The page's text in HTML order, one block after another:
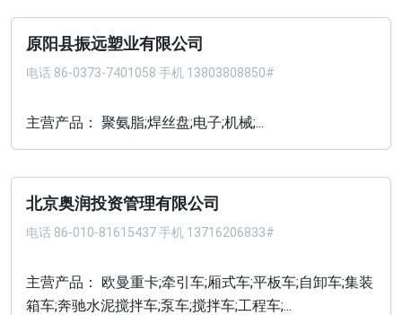
原阳县振远塑业有限公司
电话 86-0373-7401058 手机 13803808850#
主营产品： 聚氨脂;焊丝盘;电子;机械;...
北京奥润投资管理有限公司
电话 86-010-81615437 手机 13716206833#
主营产品： 欧曼重卡;牵引车;厢式车;平板车;自卸车;集装
箱车;奔驰水泥搅拌车;泵车;搅拌车;工程车;...